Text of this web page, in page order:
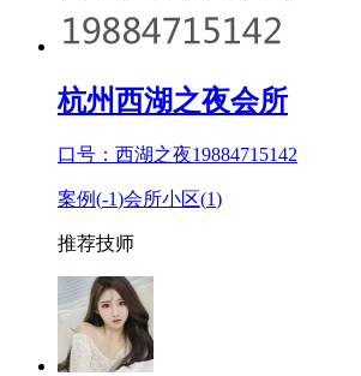
杭州西湖之夜会所
口号：西湖之夜19884715142
案例(-1)会所小区(1)
推荐技师